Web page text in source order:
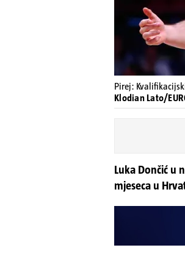
Pirej:
Klodian Lato/
Luka Dončić u
mjeseca u